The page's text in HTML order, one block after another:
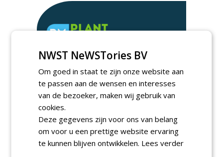
Meld je aan voor onze digitale
nieuwsbrief.
NWST NeWSTories BV
Om goed in staat te zijn onze website aan
te passen aan de wensen en interesses
van de bezoeker, maken wij gebruik van
cookies.
Deze gegevens zijn voor ons van belang
om voor u een prettige website ervaring
te kunnen blijven ontwikkelen. Lees verder